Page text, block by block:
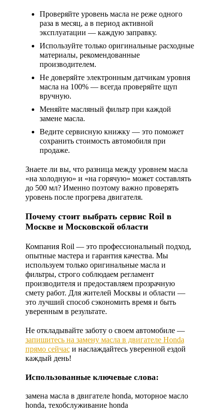
Проверяйте уровень масла не реже одного
раза в месяц, а в период активной
эксплуатации — каждую заправку.
Используйте только оригинальные расходные
материалы, рекомендованные
производителем.
Не доверяйте электронным датчикам уровня
масла на 100% — всегда проверяйте щуп
вручную.
Меняйте масляный фильтр при каждой
замене масла.
Ведите сервисную книжку — это поможет
сохранить стоимость автомобиля при
продаже.
Знаете ли вы, что разница между уровнем масла
«на холодную» и «на горячую» может составлять
до 500 мл? Именно поэтому важно проверять
уровень после прогрева двигателя.
Почему стоит выбрать сервис Roil в
Москве и Московской области
Компания Roil — это профессиональный подход,
опытные мастера и гарантия качества. Мы
используем только оригинальные масла и
фильтры, строго соблюдаем регламент
производителя и предоставляем прозрачную
смету работ. Для жителей Москвы и области —
это лучший способ сэкономить время и быть
уверенным в результате.
Не откладывайте заботу о своем автомобиле —
запишитесь на замену масла в двигателе Honda
прямо сейчаси наслаждайтесь уверенной ездой
каждый день!
Использованные ключевые слова:
замена масла в двигателе honda, моторное масло
honda, техобслуживание honda